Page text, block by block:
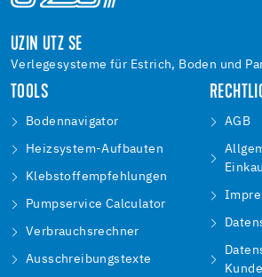
UZIN UTZ SE
Verlegesysteme für Estrich, Boden und
TOOLS
Bodennavigator
Heizsystem-Aufbauten
Klebstoffempfehlungen
Pumpservice Calculator
Verbrauchsrechner
Ausschreibungstexte
AGB
Kunde